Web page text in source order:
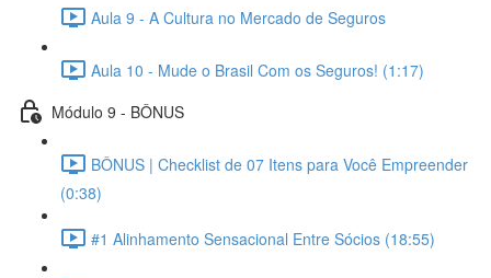
Aula 9 - A Cultura no Mercado de Seguros
Aula 10 - Mude o Brasil Com os Seguros! (1:17)
Módulo 9 - BÔNUS
BÔNUS | Checklist de 07 Itens para Você Empreender
(0:38)
#1 Alinhamento Sensacional Entre Sócios (18:55)